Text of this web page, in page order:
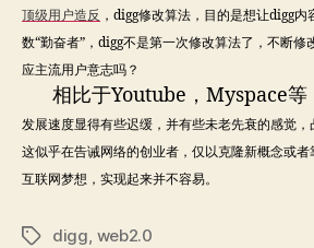
顶级用户造反 ，digg修改算法，目的是想让digg
数“勤奋者”，digg不是第一次修改算法了，不断修
应主流用户意志吗？
相比于Youtube，Myspace等
发展速度显得有些迟缓，并有些未老先衰的感觉，
这似乎在告诫网络的创业者，仅以克隆新概念或
互联网梦想，实现起来并不容易。
标
digg web2.0